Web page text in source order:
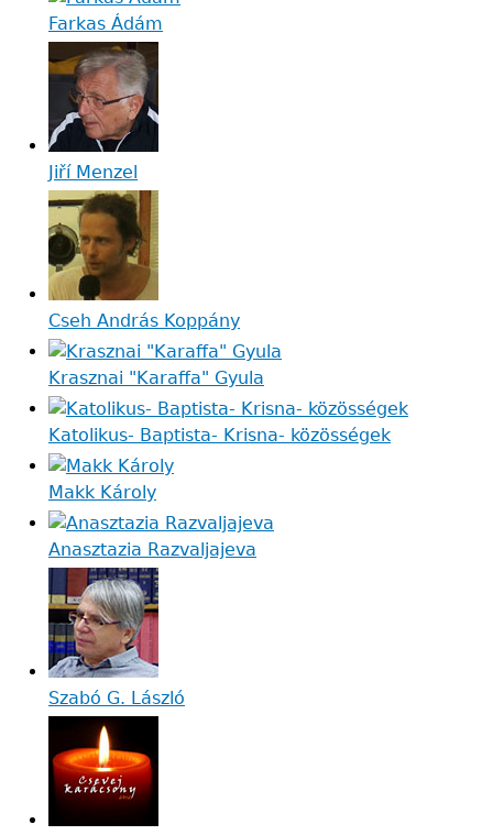
Farkas Ádám
Jiří Menzel
Cseh András Koppány
Krasznai "Karaffa" Gyula
Katolikus- Baptista- Krisna- közösségek
Makk Károly
Anasztazia Razvaljajeva
Szabó G. László